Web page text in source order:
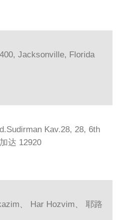
Jacksonville, Florida
Kav.28, 28, 6th
达 12920
、 Har Hozvim、 耶路